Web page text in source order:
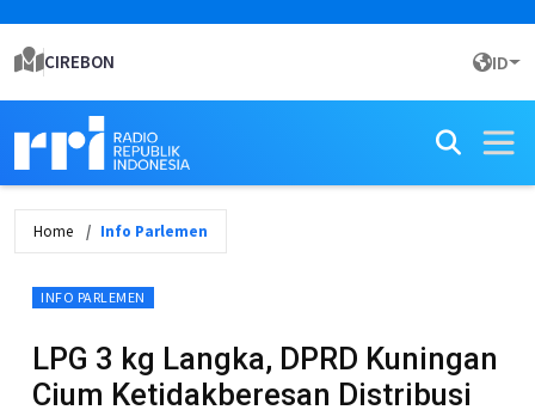
CIREBON ID
Home Info Parlemen
INFO PARLEMEN
LPG 3 kg Langka, DPRD Kuningan
Cium Ketidakberesan Distribusi